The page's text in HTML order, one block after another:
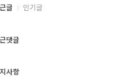
글 인기글
댓글
사항